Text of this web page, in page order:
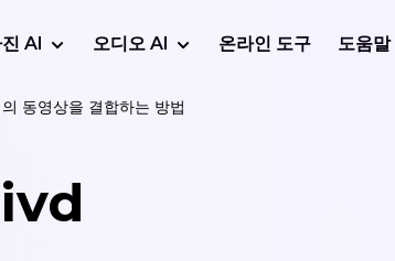
AI 오디오 AI 온라인 도구 도움말
동영상을 결합하는 방법